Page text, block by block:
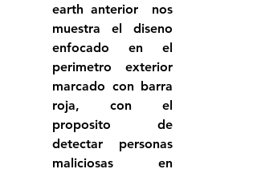
earth anterior  nos
muestra el diseno
enfocado en el
perimetro exterior
marcado con barra
roja, con el
proposito de
detectar personas
maliciosas en